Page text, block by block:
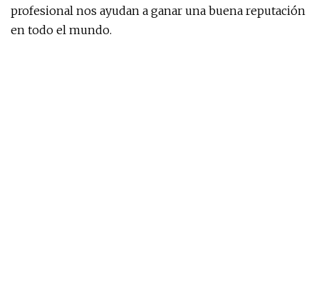
profesional nos ayudan a ganar una buena reputación
en todo el mundo.